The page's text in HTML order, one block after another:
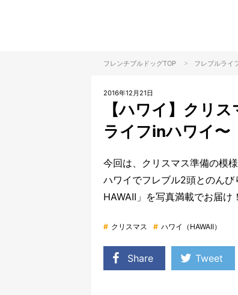
フレンチブルドッグTOP > フレブルライ
2016年12月21日
【ハワイ】クリ
ライフinハワイ〜
今回は、クリスマス準備の模
ハワイでフレブル2頭とのんび
HAWAII」を写真満載でお届け！
# クリスマス # ハワイ（HAWAII）
Share Tweet